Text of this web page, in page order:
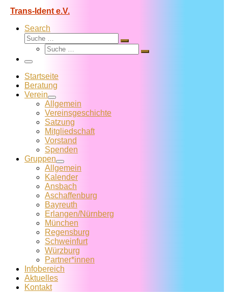
Trans-Ident e.V.
Search
Suche
Suche
Suche
Suche
Menü
Startseite
Beratung
Verein
Allgemein
Vereins­geschichte
Satzung
Mitglied­schaft
Vorstand
Spenden
Gruppen
Allgemein
Kalender
Ansbach
Aschaffenburg
Bayreuth
Erlangen/Nürnberg
München
Regensburg
Schweinfurt
Würzburg
Partner*innen
Infobereich
Aktuelles
Kontakt